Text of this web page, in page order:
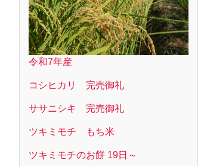
令和7年産
コシヒカリ 完売御礼
ササニシキ 完売御礼
ツキミモチ もち米
ツキミモチのお餅 19日～